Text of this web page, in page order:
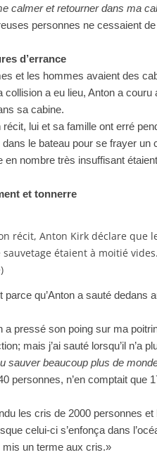
calmer et retourner dans ma
personnes ne cessaient
d’errance
et les hommes avaient des
collision a eu lieu, Anton a
sa cabine.
récit, lui et sa famille ont erré
le bateau pour se frayer
en nombre très insuffisant
et tonnerre
parce qu’Anton a sauté dedans
a pressé son poing sur ma
mais j’ai sauté lorsqu’il n’a
sauver beaucoup plus de
personnes, n’en comptait que
les cris de 2000 personnes
celui-ci s’enfonça dans
mis un terme aux cris.»